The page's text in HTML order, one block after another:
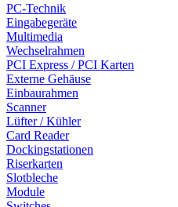
PC-Technik
Eingabegeräte
Multimedia
Wechselrahmen
PCI Express / PCI Karten
Externe Gehäuse
Einbaurahmen
Scanner
Lüfter / Kühler
Card Reader
Dockingstationen
Riserkarten
Slotbleche
Module